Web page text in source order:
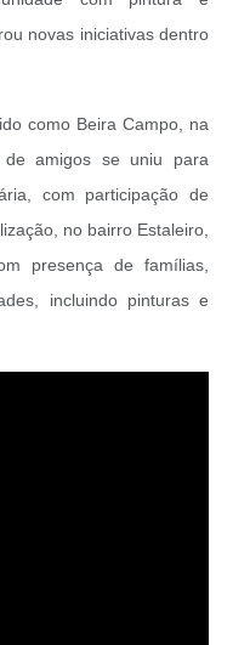
novas iniciativas dentro
como Beira Campo, na
amigos se uniu para
com participação de
no bairro Estaleiro,
presença de famílias,
incluindo pinturas e